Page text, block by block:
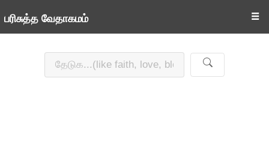
பரிசுத்த வேதாகமம் ☰